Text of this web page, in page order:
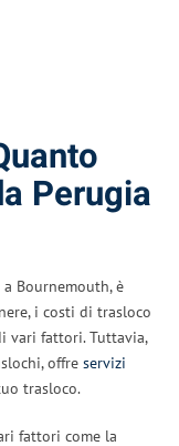
Perugia
a Bournemouth, è
i costi di trasloco
vari fattori. Tuttavia,
offre servizi
trasloco.
fattori come la